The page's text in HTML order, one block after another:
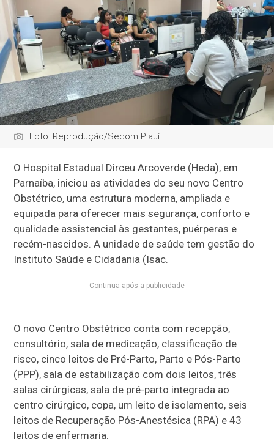
Foto: Reprodução/Secom Piauí
O Hospital Estadual Dirceu Arcoverde (Heda), em
Parnaíba, iniciou as atividades do seu novo Centro
Obstétrico, uma estrutura moderna, ampliada e
equipada para oferecer mais segurança, conforto e
qualidade assistencial às gestantes, puérperas e
recém-nascidos. A unidade de saúde tem gestão do
Instituto Saúde e Cidadania (Isac.
Continua após a publicidade
O novo Centro Obstétrico conta com recepção,
consultório, sala de medicação, classificação de
risco, cinco leitos de Pré-Parto, Parto e Pós-Parto
(PPP), sala de estabilização com dois leitos, três
salas cirúrgicas, sala de pré-parto integrada ao
centro cirúrgico, copa, um leito de isolamento, seis
leitos de Recuperação Pós-Anestésica (RPA) e 43
leitos de enfermaria.